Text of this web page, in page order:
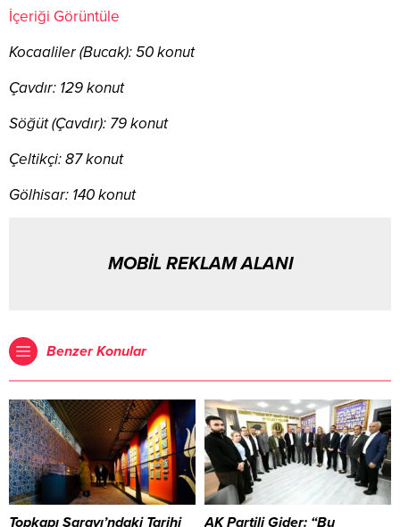
İçeriği Görüntüle
Kocaaliler (Bucak): 50 konut
Çavdır: 129 konut
Söğüt (Çavdır): 79 konut
Çeltikçi: 87 konut
Gölhisar: 140 konut
MOBİL REKLAM ALANI
Benzer Konular
Topkapı Sarayı’ndaki Tarihi
AK Partili Gider: “Bu